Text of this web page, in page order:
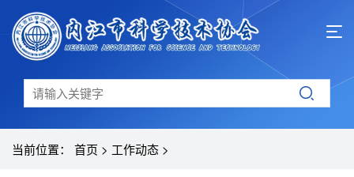
当前位置： 首页 > 工作动态 >